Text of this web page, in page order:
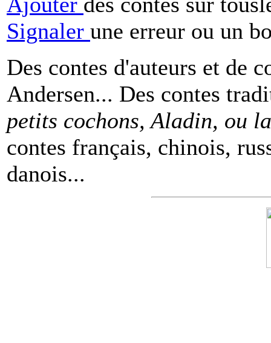
Signaler une erreur ou un
Des contes d'auteurs et de
Andersen... Des contes
petits cochons, Aladin, ou
contes français, chinois,
danois...